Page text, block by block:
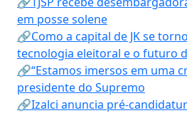
em posse solene
🔗Como a capital de JK se
tecnologia eleitoral e o futuro
🔗“Estamos imersos em uma
presidente do Supremo
🔗Izalci anuncia pré-